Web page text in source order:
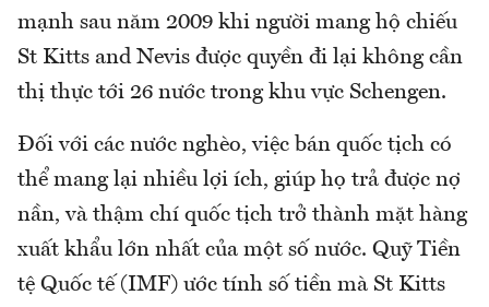
mạnh sau năm 2009 khi người mang hộ chiếu
St Kitts and Nevis được quyền đi lại không cần
thị thực tới 26 nước trong khu vực Schengen.
Đối với các nước nghèo, việc bán quốc tịch có
thể mang lại nhiều lợi ích, giúp họ trả được nợ
nần, và thậm chí quốc tịch trở thành mặt hàng
xuất khẩu lớn nhất của một số nước. Quỹ Tiền
tệ Quốc tế (IMF) ước tính số tiền mà St Kitts